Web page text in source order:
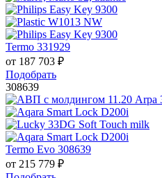
Termo 331929
от 187 703 ₽
Подобрать
308639
Termo Evo 308639
от 215 779 ₽